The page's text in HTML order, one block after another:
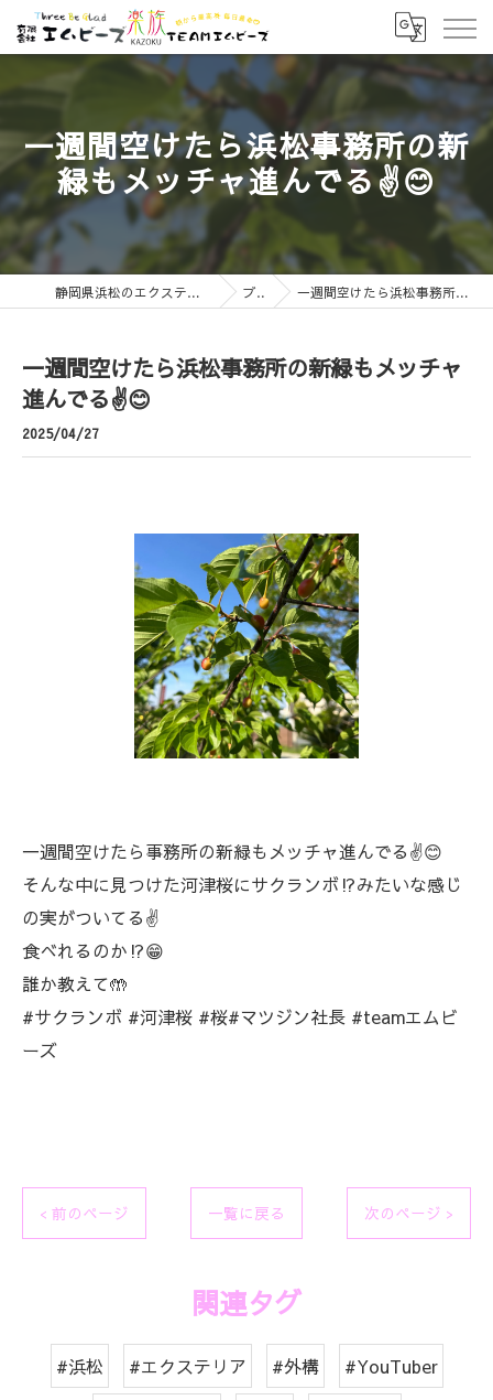
一週間空けたら浜松事務所の新
緑もメッチャ進んでる✌️😊
静岡県浜松のエクステリアなら有限会社エムビーズ ブログ 一週間空けたら浜松事務所の新緑もメッチャ進んでる✌️😊
一週間空けたら浜松事務所の新緑もメッチャ
進んでる✌️😊
2025/04/27
一週間空けたら事務所の新緑もメッチャ進んでる✌️😊
そんな中に見つけた河津桜にサクランボ⁉️みたいな感じ
の実がついてる✌️
食べれるのか⁉️😁
誰か教えて🤲
#サクランボ #河津桜 #桜#マツジン社長 #teamエムビ
ーズ
< 前のページ 一覧に戻る 次のページ >
関連タグ
#浜松 #エクステリア #外構 #YouTuber